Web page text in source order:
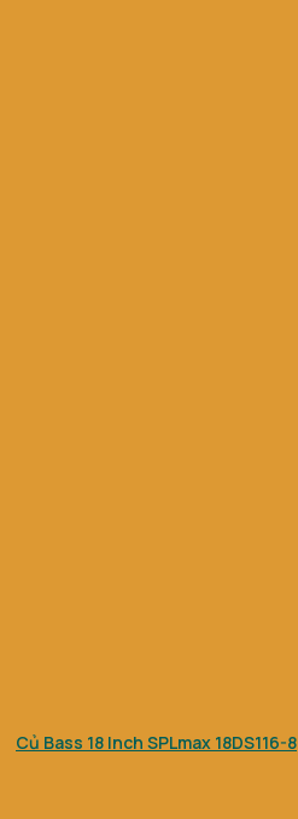
Củ Bass 18 Inch SPLmax 18DS116-8